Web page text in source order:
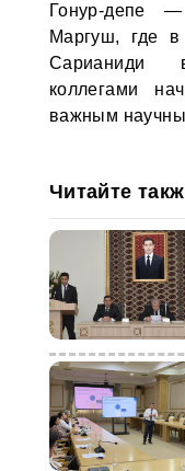
Гонур-депе
Маргуш, где в
Сарианиди
коллегами
важным
Читайте